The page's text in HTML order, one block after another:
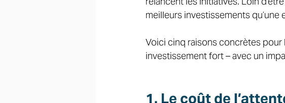
meilleurs investissements
Voici cinq raisons concrètes
investissement fort – avec un
1. Le coût de